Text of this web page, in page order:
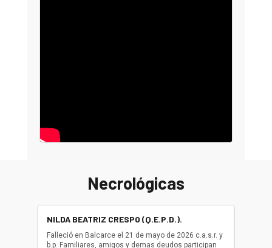
Necrológicas
NILDA BEATRIZ CRESPO (Q.E.P.D.).
Falleció en Balcarce el 21 de mayo de 2026 c.a.s.r. y
b.p. Familiares, amigos y demas deudos participan